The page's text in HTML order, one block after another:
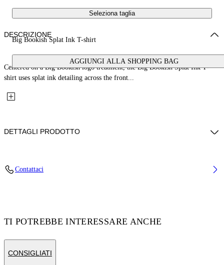
Seleziona taglia
Big Bookish Splat Ink T-shirt
AGGIUNGI ALLA SHOPPING BAG
DESCRIZIONE
Centered on a Big Bookish logo treatment, the Big Bookish Splat Ink T-
shirt uses splat ink detailing across the front...
DETTAGLI PRODOTTO
Contattaci
TI POTREBBE INTERESSARE ANCHE
CONSIGLIATI